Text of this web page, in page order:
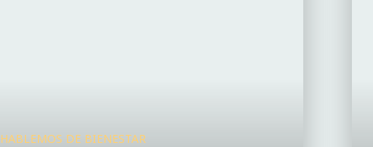
HABLEMOS DE BIENESTAR